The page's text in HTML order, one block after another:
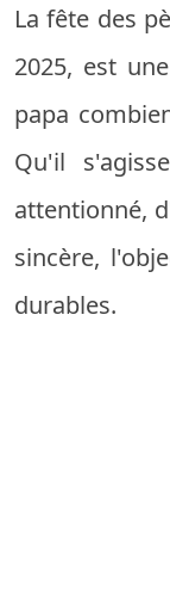
La fête des
2025, est
papa
Qu'il
attentionné,
sincère,
durables.